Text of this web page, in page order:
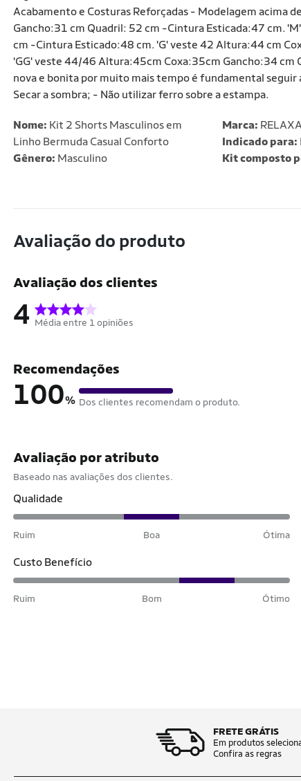
Acabamento e Costuras Reforçadas - Modelagem acima
Gancho:31 cm Quadril: 52 cm -Cintura Esticada:47 cm.
cm -Cintura Esticado:48 cm. 'G' veste 42 Altura:44 cm
'GG' veste 44/46 Altura:45cm Coxa:35cm Gancho:34 cm
nova e bonita por muito mais tempo é fundamental
Secar a sombra; - Não utilizar ferro sobre a estampa.
Nome: Kit 2 Shorts Masculinos em
Linho Bermuda Casual Conforto
Gênero: Masculino
Marca:
Indicado para:
Kit composto
Avaliação do produto
Avaliação dos clientes
4 Média entre 1 opiniões
Recomendações
100% Dos clientes recomendam o produto.
Avaliação por atributo
Baseado nas avaliações dos clientes.
Qualidade
Ruim Boa Ótima
Custo Benefício
Ruim Bom Ótimo
FRETE GRÁTIS
Em produtos
Confira as regras